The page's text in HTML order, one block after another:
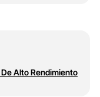
Alto Rendimiento